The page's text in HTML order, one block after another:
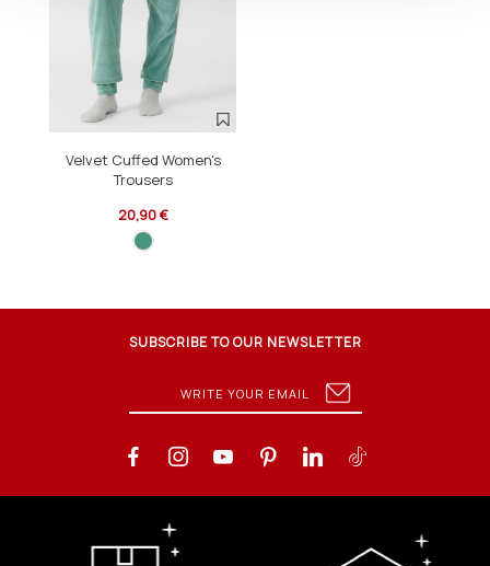
Velvet Cuffed Women's
Trousers
20,90 €
SUBSCRIBE TO OUR NEWSLETTER